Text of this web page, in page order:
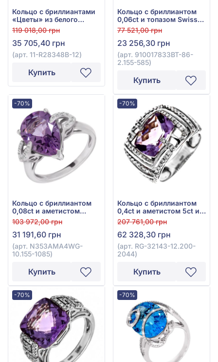
Кольцо с бриллиантами
«Цветы» из белого
золота 585° с
бриллиантом 0,04ct,
топазом Sky Blue 5,41ct,
аметистом 1,52ct и
бирюзой 0,53ct, арт. 11-
119 018,00 грн
35 705,40 грн
(арт. 11-R28348B-12)
Купить
Кольцо с бриллиантом
0,06ct и топазом Swiss
Blue 0,77ct из белого
золота 585°, арт.
910017833BT-86-2.155-
585
77 521,00 грн
23 256,30 грн
(арт. 910017833BT-86-
2.155-585)
Купить
-70%
Кольцо с бриллиантом
0,08ct и аметистом
3,79ct из белого золота
585°, арт. N353AMA4WG-
10.155-1085
103 972,00 грн
31 191,60 грн
(арт. N353AMA4WG-
10.155-1085)
Купить
-70%
Кольцо с бриллиантом
0,4ct и аметистом 5ct из
белого золота 585°, арт.
RG-32143-12.200-2044
207 761,00 грн
62 328,30 грн
(арт. RG-32143-12.200-
2044)
Купить
-70% -70%